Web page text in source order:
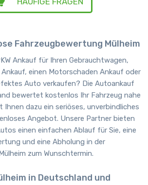
Fahrzeugbewertung Mülheim
Ankauf für Ihren Gebrauchtwagen,
einen Motorschaden Ankauf oder
Auto verkaufen? Die Autoankauf
bewertet kostenlos Ihr Fahrzeug nahe
Ihnen dazu ein seriöses, unverbindliches
Angebot. Unsere Partner bieten
einen einfachen Ablauf für Sie, eine
und eine Abholung in der
zum Wunschtermin.
in Deutschland und